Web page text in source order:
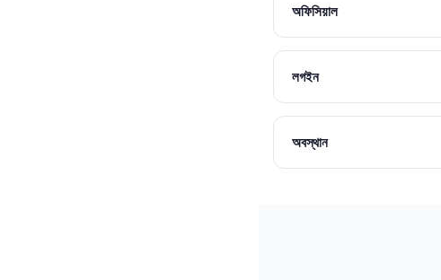
অফিসিয়াল
লগইন
অবস্থান